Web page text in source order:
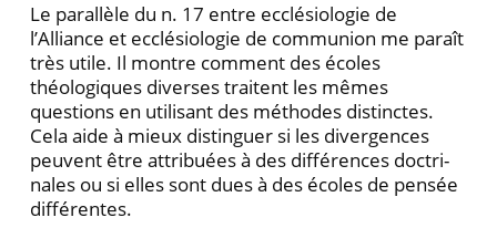
Le parallèle du n. 17 entre ecclésiologie de
l’Alliance et ecclésiologie de communion me paraît
très utile. Il montre comment des écoles
théologiques diverses traitent les mêmes
questions en utilisant des méthodes distinctes.
Cela aide à mieux distinguer si les diver­gences
peuvent être attribuées à des différences doctri­
nales ou si elles sont dues à des écoles de pensée
diffé­rentes.